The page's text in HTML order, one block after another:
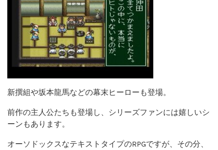
新撰組や坂本龍馬などの幕末ヒーローも登場。
前作の主人公たちも登場し、シリーズファンには嬉しいシ
ーンもあります。
オーソドックスなテキストタイプのRPGですが、その分、